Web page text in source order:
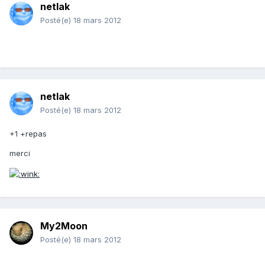
netlak
Posté(e) 18 mars 2012
netlak
Posté(e) 18 mars 2012
+1 +repas
merci
My2Moon
Posté(e) 18 mars 2012